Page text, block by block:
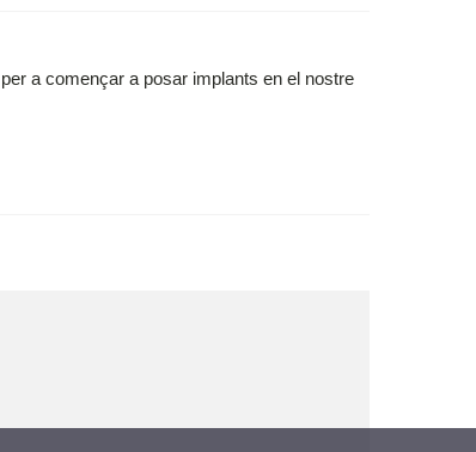
a començar a posar implants en el nostre